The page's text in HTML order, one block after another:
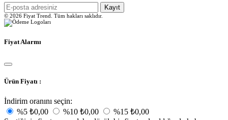
Kayıt
© 2026 Fiyat Trend. Tüm hakları saklıdır.
Fiyat Alarmı
Ürün Fiyatı :
İndirim oranını seçin:
%5 ₺0,00 %10 ₺0,00 %15 ₺0,00